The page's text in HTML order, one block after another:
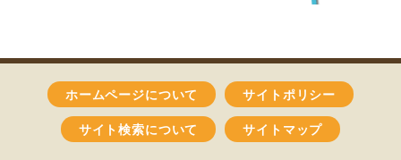
ホームページについて サイトポリシー
サイト検索について サイトマップ